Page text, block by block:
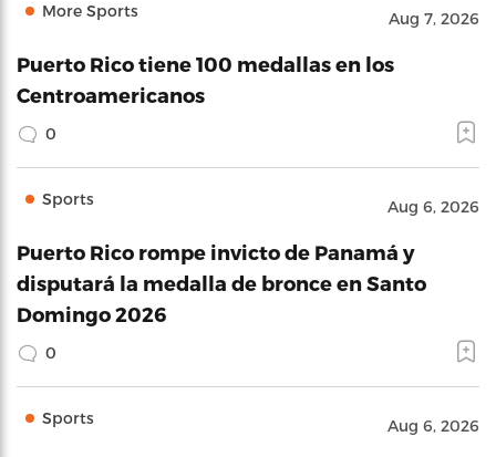
More Sports Aug 7, 2026
Puerto Rico tiene 100 medallas en los
Centroamericanos
0
Sports Aug 6, 2026
Puerto Rico rompe invicto de Panamá y
disputará la medalla de bronce en Santo
Domingo 2026
0
Sports Aug 6, 2026